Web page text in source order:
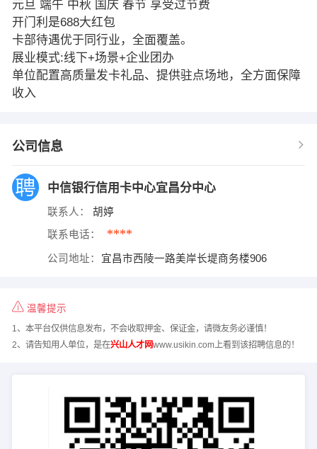
元旦 端午 中秋 国庆 春节 享受过节费
开门利是688大红包
卡部待遇优于同行业，全面覆盖。
️展业模式:线下+场景+企业团办
️单位配置高质量发卡礼品、提供驻点场地，全方面保障
收入
公司信息
中信银行信用卡中心宜昌分中心
联系人： 胡婷
联系电话： ****
公司地址： 宜昌市西陵一路美岸长堤商务楼906
温馨提示
1、本平台仅供信息发布，不会收取押金、保证金，请微友务必谨慎！
2、请告知用人单位，是在兴山人才网www.usikin.com上看到该招聘信息的！